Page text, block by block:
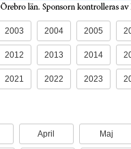
2003 2004 2005
2012 2013 2014
2021 2022 2023
April Maj